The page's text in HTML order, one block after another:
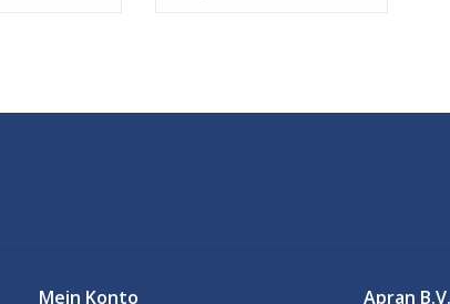
Mein Konto Apran B.V.